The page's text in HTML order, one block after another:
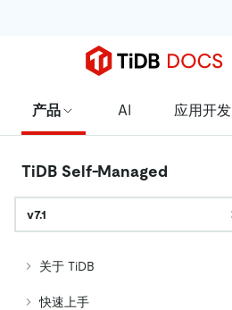
产品 AI 应用开发
TiDB Self-Managed
v7.1
关于 TiDB
快速上手